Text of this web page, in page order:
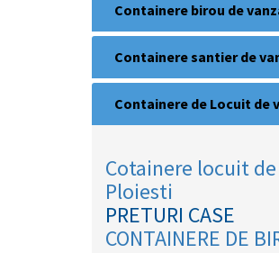
Containere birou de
Containere santier de
Containere de Locuit de
Cotainere locuit
Ploiesti
PRETURI CASE
CONTAINERE DE